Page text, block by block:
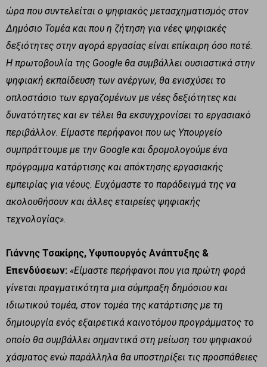
ώρα που συντελείται ο ψηφιακός μετασχηματισμός στον
Δημόσιο Τομέα και που η ζήτηση για νέες ψηφιακές
δεξιότητες στην αγορά εργασίας είναι επίκαιρη όσο ποτέ.
Η πρωτοβουλία της Google θα συμβάλλει ουσιαστικά στην
ψηφιακή εκπαίδευση των ανέργων, θα ενισχύσει το
οπλοστάσιο των εργαζομένων με νέες δεξιότητες και
δυνατότητες και εν τέλει θα εκσυγχρονίσει το εργασιακό
περιβάλλον. Είμαστε περήφανοι που ως Υπουργείο
συμπράττουμε με την Google και δρομολογούμε ένα
πρόγραμμα κατάρτισης και απόκτησης εργασιακής
εμπειρίας για νέους. Ευχόμαστε το παράδειγμά της να
ακολουθήσουν και άλλες εταιρείες ψηφιακής
τεχνολογίας».
Γιάννης Τσακίρης, Υφυπουργός Ανάπτυξης &
Επενδύσεων: «Είμαστε περήφανοι που για πρώτη φορά
γίνεται πραγματικότητα μια σύμπραξη δημόσιου και
ιδιωτικού τομέα, στον τομέα της κατάρτισης με τη
δημιουργία ενός εξαιρετικά καινοτόμου προγράμματος το
οποίο θα συμβάλλει σημαντικά στη μείωση του ψηφιακού
χάσματος ενώ παράλληλα θα υποστηρίξει τις προσπάθειες